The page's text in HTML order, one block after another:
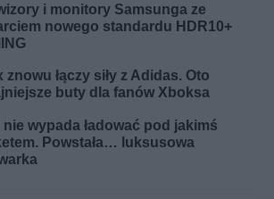
i monitory Samsunga ze
nowego standardu HDR10+
znowu łączy siły z Adidas. Oto
buty dla fanów Xboksa
wypada ładować pod jakimś
Powstała… luksusowa